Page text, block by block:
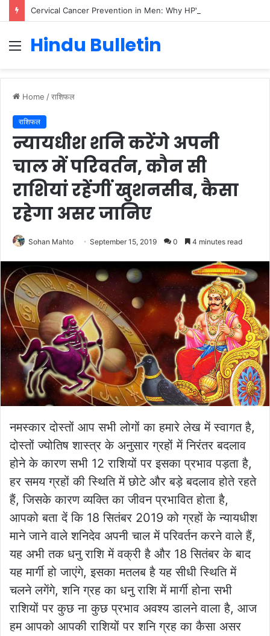
Menu
Hindu Bulletin
Home /राशिफल
राशिफल
न्यायधीश शनि करेंगे अपनी
चाल में परिवर्तन, कौन सी
राशियां रहेंगीं खुशनसीब, कैसा
रहेगा असर जानिए
Sohan Mahto September 15, 2019 0 4 minutes read
नमस्कार दोस्तों आप सभी लोगों का हमारे लेख में स्वागत है,
दोस्तों ज्योतिष शास्त्र के अनुसार ग्रहों में निरंतर बदलाव
होने के कारण सभी 12 राशियों पर इसका प्रभाव पड़ता है,
हर समय ग्रहों की स्थिति में छोटे और बड़े बदलाव होते रहते
हैं, जिसके कारण व्यक्ति का जीवन प्रभावित होता है,
आपको बता दें कि 18 सितंबर 2019 को ग्रहों के न्यायधीश
माने जाने वाले शनिदेव अपनी चाल में परिवर्तन करने वाले हैं,
यह अभी तक धनु राशि में वक्री है और 18 सितंबर के बाद
यह मार्गी हो जाएंगे, इसका मतलब है यह सीधी स्थिति में
चलने लगेंगे, शनि ग्रह का धनु राशि में मार्गी होना सभी
राशियों पर कुछ ना कुछ प्रभाव अवश्य डालने वाला है, आज
हम आपको आपकी राशियों पर शनि ग्रह का कैसा असर